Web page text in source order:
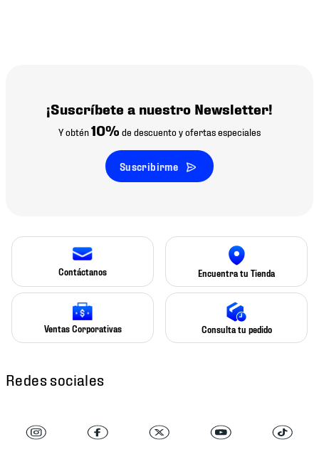
¡Suscríbete a nuestro Newsletter!
Y obtén10% de descuento y ofertas especiales
Suscribirme
Contáctanos Encuentra tu Tienda
Ventas Corporativas Consulta tu pedido
Redes sociales